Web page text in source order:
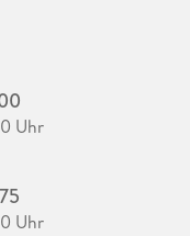
Uhr
Uhr